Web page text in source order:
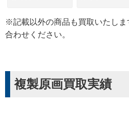
※記載以外の商品も買取いたし
合わせください。
複製原画買取実績